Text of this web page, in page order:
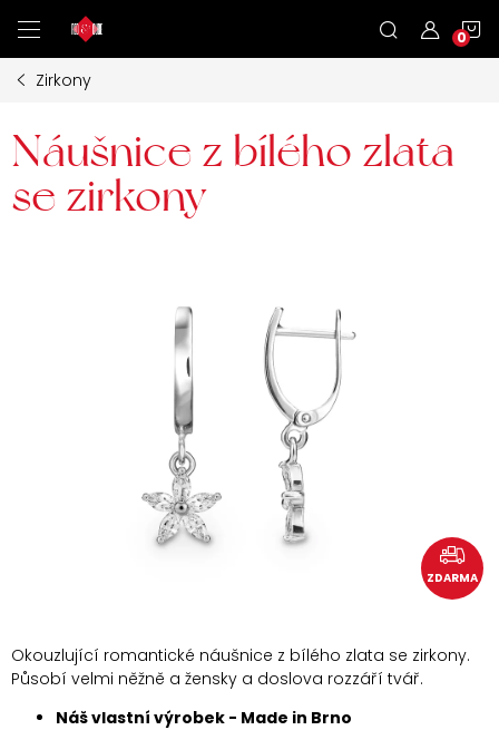
na
obsah
Zirkony
Náušnice z bílého zlata
se zirkony
ZDARMA
Okouzlující romantické náušnice z bílého zlata se zirkony.
Působí velmi něžně a žensky a doslova rozzáří tvář.
Náš vlastní výrobek - Made in Brno